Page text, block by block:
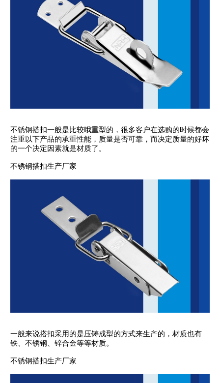
不锈钢搭扣一般是比较哦重型的，很多客户在选购的时候都会
注重以下产品的承重性能，质量是否可靠，而决定质量的好坏
的一个决定因素就是材质了。
不锈钢搭扣生产厂家
一般来说搭扣采用的是压铸成型的方式来生产的，材质也有
铁、不锈钢、锌合金等等材质。
不锈钢搭扣生产厂家